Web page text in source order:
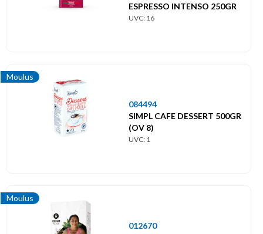
ESPRESSO INTENSO 250GR
UVC: 16
Moulus
084494
SIMPL CAFE DESSERT 500GR
(OV 8)
UVC: 1
Moulus
012670